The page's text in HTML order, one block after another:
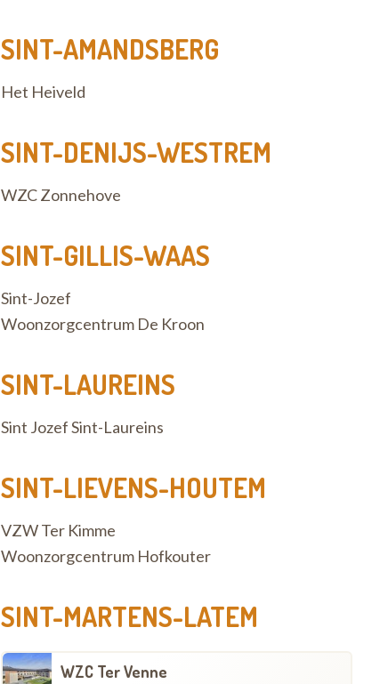
SINT-AMANDSBERG
Het Heiveld
SINT-DENIJS-WESTREM
WZC Zonnehove
SINT-GILLIS-WAAS
Sint-Jozef
Woonzorgcentrum De Kroon
SINT-LAUREINS
Sint Jozef Sint-Laureins
SINT-LIEVENS-HOUTEM
VZW Ter Kimme
Woonzorgcentrum Hofkouter
SINT-MARTENS-LATEM
WZC Ter Venne